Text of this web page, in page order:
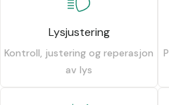
Lysjustering
Kontroll, justering og reperasjon
av lys